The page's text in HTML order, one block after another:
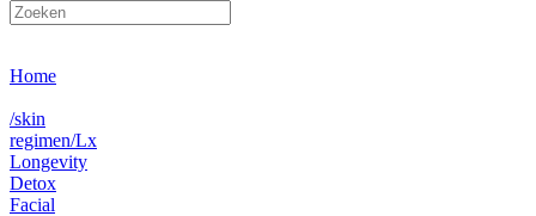
Home
/skin
regimen/Lx
Longevity
Detox
Facial